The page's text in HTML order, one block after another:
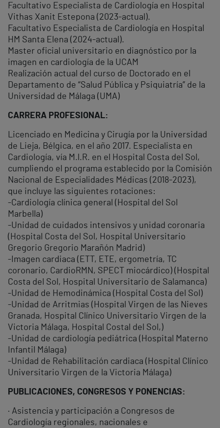
Facultativo Especialista de Cardiología en Hospital
Vithas Xanit Estepona (2023-actual).
Facultativo Especialista de Cardiología en Hospital
HM Santa Elena (2024-actual).
Master oficial universitario en diagnóstico por la
imagen en cardiología de la UCAM
Realización actual del curso de Doctorado en el
Departamento de “Salud Pública y Psiquiatría” de la
Universidad de Málaga (UMA)
CARRERA PROFESIONAL:
Licenciado en Medicina y Cirugía por la Universidad
de Lieja, Bélgica, en el año 2017. Especialista en
Cardiología, vía M.l.R. en el Hospital Costa del Sol,
cumpliendo el programa establecido por la Comisión
Nacional de Especialidades Médicas (2018-2023),
que incluye las siguientes rotaciones:
-Cardiología clínica general (Hospital del Sol
Marbella)
-Unidad de cuidados intensivos y unidad coronaria
(Hospital Costa del Sol, Hospital Universitario
Gregorio Gregorio Marañón Madrid)
-Imagen cardiaca (ETT, ETE, ergometría, TC
coronario, CardioRMN, SPECT miocárdico) (Hospital
Costa del Sol, Hospital Universitario de Salamanca)
-Unidad de Hemodinámica (Hospital Costa del Sol)
-Unidad de Arritmias (Hospital Virgen de las Nieves
Granada, Hospital Clínico Universitario Virgen de la
Victoria Málaga, Hospital Costal del Sol,)
-Unidad de cardiología pediátrica (Hospital Materno
Infantil Málaga)
-Unidad de Rehabilitación cardiaca (Hospital Clínico
Universitario Virgen de la Victoria Málaga)
PUBLICACIONES, CONGRESOS Y PONENCIAS:
· Asistencia y participación a Congresos de
Cardiología regionales, nacionales e